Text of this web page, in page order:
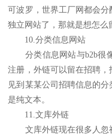
可波罗，世界工厂网都会
独立网站了，那就是想怎么
10.分类信息网站
分类信息网站与b2b很像
注册，外链可以留在招聘
见到某某公司招聘信息的
是纯文本。
11.文库外链
文库外链现在很多人忽